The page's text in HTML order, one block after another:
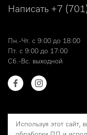
Написать +7
Пн.-Чт. с 9:00 до 18:00
Пт. с 9:00 до 17:00
Сб.-Вс. выходной
Используя этот сайт,